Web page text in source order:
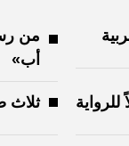
من
أب»
ثلاث